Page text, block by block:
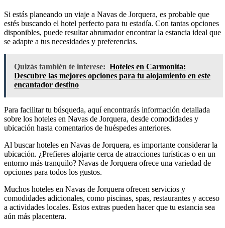
Si estás planeando un viaje a Navas de Jorquera, es probable que
estés buscando el hotel perfecto para tu estadía. Con tantas opciones
disponibles, puede resultar abrumador encontrar la estancia ideal que
se adapte a tus necesidades y preferencias.
Quizás también te interese: Hoteles en Carmonita:
Descubre las mejores opciones para tu alojamiento en este
encantador destino
Para facilitar tu búsqueda, aquí encontrarás información detallada
sobre los hoteles en Navas de Jorquera, desde comodidades y
ubicación hasta comentarios de huéspedes anteriores.
Al buscar hoteles en Navas de Jorquera, es importante considerar la
ubicación. ¿Prefieres alojarte cerca de atracciones turísticas o en un
entorno más tranquilo? Navas de Jorquera ofrece una variedad de
opciones para todos los gustos.
Muchos hoteles en Navas de Jorquera ofrecen servicios y
comodidades adicionales, como piscinas, spas, restaurantes y acceso
a actividades locales. Estos extras pueden hacer que tu estancia sea
aún más placentera.